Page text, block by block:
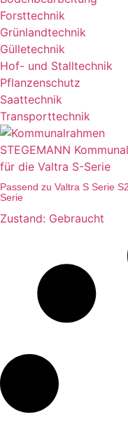
Forsttechnik
Grünlandtechnik
Gülletechnik
Hof- und Stalltechnik
Pflanzenschutz
Saattechnik
Transporttechnik
STEGEMANN
für die Valtra S-Serie
Passend zu Valtra S Serie
Serie
Zustand: Gebraucht